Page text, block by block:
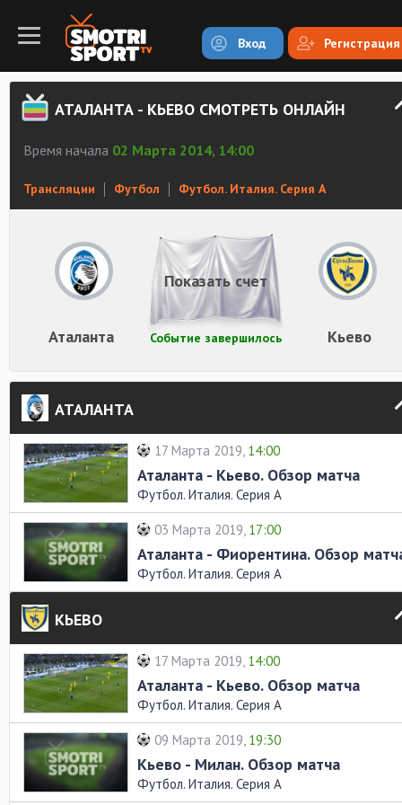
Вход Регистрация
АТАЛАНТА - КЬЕВО СМОТРЕТЬ ОНЛАЙН
Время начала 02 Марта 2014, 14:00
Трансляции Футбол Футбол. Италия. Серия А
Аталанта Кьево
Событие завершилось
Показать счет
АТАЛАНТА
17 Марта 2019, 14:00
Аталанта - Кьево. Обзор матча
Футбол. Италия. Серия А
03 Марта 2019, 17:00
Аталанта - Фиорентина. Обзор
Футбол. Италия. Серия А
КЬЕВО
17 Марта 2019, 14:00
Аталанта - Кьево. Обзор матча
Футбол. Италия. Серия А
09 Марта 2019, 19:30
Кьево - Милан. Обзор матча
Футбол. Италия. Серия А